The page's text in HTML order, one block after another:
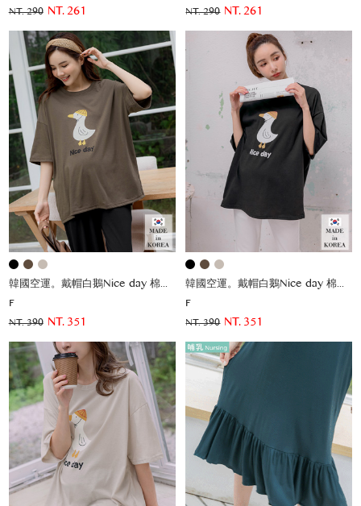
NT. 290 NT. 261 NT. 290 NT. 261
韓國空運。戴帽白鵝Nice day 棉上衣
F
NT. 390 NT. 351
韓國空運。戴帽白鵝Nice day 棉上衣
F
NT. 390 NT. 351